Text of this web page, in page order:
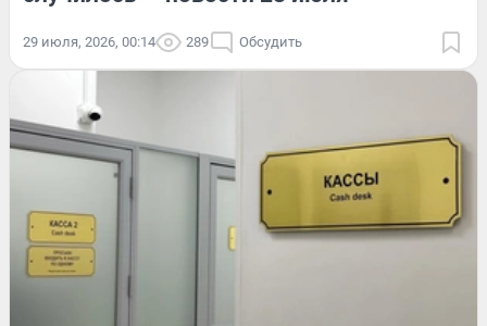
29 июля, 2026, 00:14 289 Обсудить